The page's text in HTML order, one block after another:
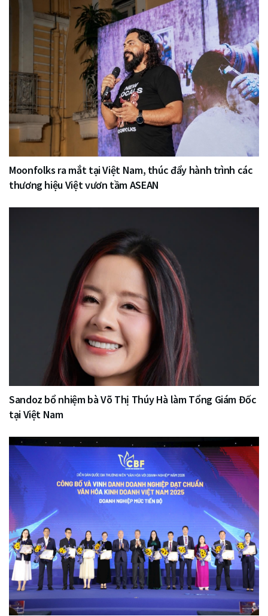
Moonfolks ra mắt tại Việt Nam, thúc đẩy hành trình các
thương hiệu Việt vươn tầm ASEAN
Sandoz bổ nhiệm bà Võ Thị Thúy Hà làm Tổng Giám Đốc
tại Việt Nam